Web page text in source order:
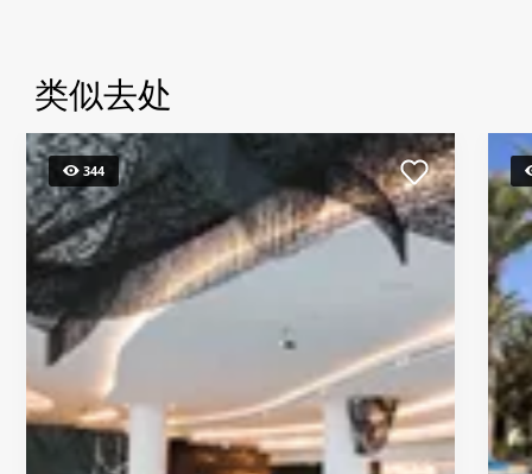
类似去处
344